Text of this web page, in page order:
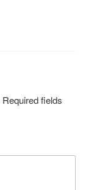
Required fields